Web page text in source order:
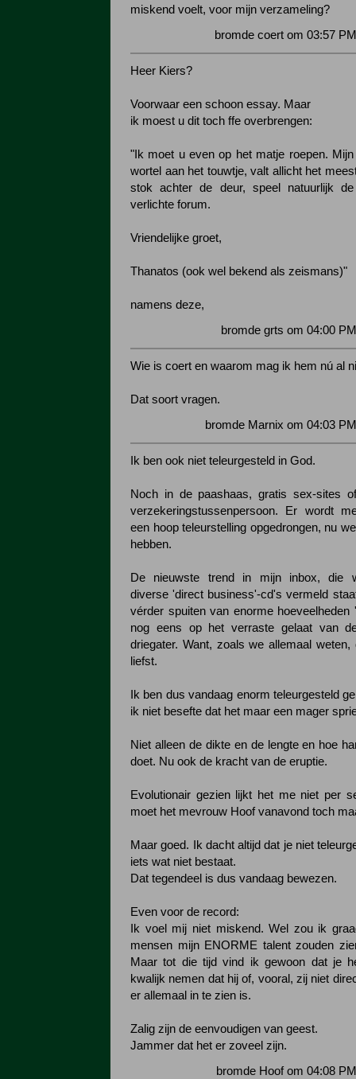
miskend voelt, voor mijn verzameling?
bromde coert om 03:57
Heer Kiers?
Voorwaar een schoon essay. Maar
ik moest u dit toch ffe overbrengen:
"Ik moet u even op het matje roepen.
wortel aan het touwtje, valt allicht het
stok achter de deur, speel natuurlijk
verlichte forum.
Vriendelijke groet,
Thanatos (ook wel bekend als zeismans)"
namens deze,
bromde grts om 04:00
Wie is coert en waarom mag ik hem nú al
Dat soort vragen.
bromde Marnix om 04:03
Ik ben ook niet teleurgesteld in God.
Noch in de paashaas, gratis sex-sites
verzekeringstussenpersoon. Er wordt
een hoop teleurstelling opgedrongen, nu
hebben.
De nieuwste trend in mijn inbox, die
diverse 'direct business'-cd's vermeld
vérder spuiten van enorme
nog eens op het verraste gelaat van
driegater. Want, zoals we allemaal
liefst.
Ik ben dus vandaag enorm teleurgesteld
ik niet besefte dat het maar een mager
Niet alleen de dikte en de lengte en hoe
doet. Nu ook de kracht van de eruptie.
Evolutionair gezien lijkt het me niet per
moet het mevrouw Hoof vanavond toch
Maar goed. Ik dacht altijd dat je niet
iets wat niet bestaat.
Dat tegendeel is dus vandaag bewezen.
Even voor de record:
Ik voel mij niet miskend. Wel zou ik
mensen mijn ENORME talent zouden
Maar tot die tijd vind ik gewoon dat je
kwalijk nemen dat hij of, vooral, zij niet
er allemaal in te zien is.
Zalig zijn de eenvoudigen van geest.
Jammer dat het er zoveel zijn.
bromde Hoof om 04:08